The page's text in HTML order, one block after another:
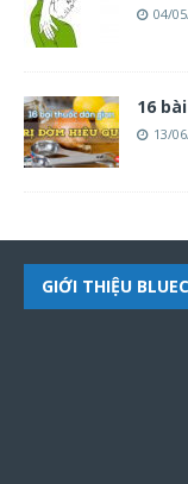
04/
16
13/
GIỚI THIỆU